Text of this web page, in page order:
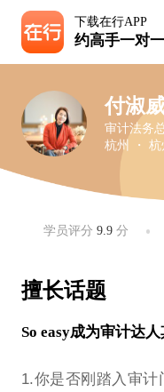
下载在行APP
约高手一对
付淑
审计法务
杭州 ・
学员评分9.9 分
擅长话题
So easy成为审计达
1.你是否刚踏入审